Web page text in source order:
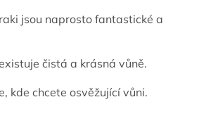
jsou naprosto fantastické a
čistá a krásná vůně.
kde chcete osvěžující vůni.